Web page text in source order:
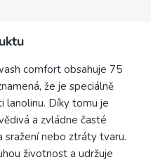
comfort obsahuje 75
že je speciálně
lanolinu. Díky tomu je
a zvládne časté
sražení nebo ztráty tvaru.
životnost a udržuje